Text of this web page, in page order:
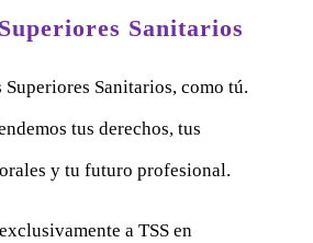
Sanitarios
Superiores Sanitarios, como tú.
tus derechos, tus
y tu futuro profesional.
a TSS en